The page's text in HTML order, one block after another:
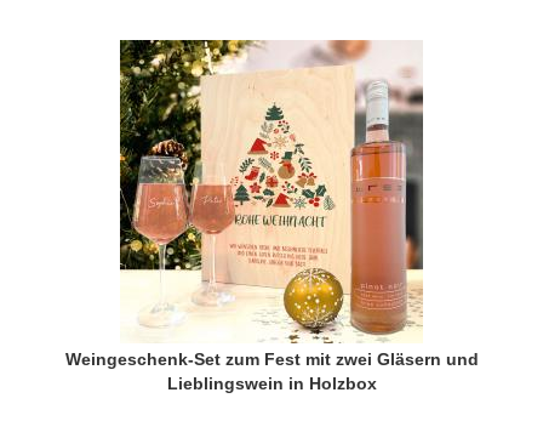
Weingeschenk-Set zum Fest mit zwei Gläsern und
Lieblingswein in Holzbox